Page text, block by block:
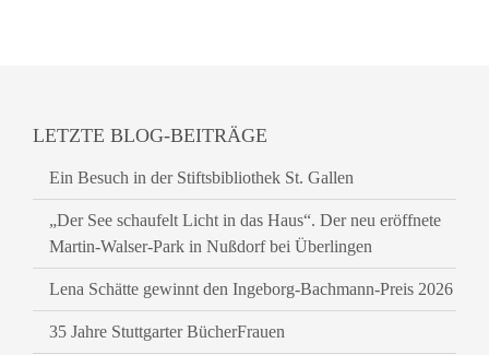
LETZTE BLOG-BEITRÄGE
Ein Besuch in der Stiftsbibliothek St. Gallen
„Der See schaufelt Licht in das Haus“. Der neu eröffnete
Martin-Walser-Park in Nußdorf bei Überlingen
Lena Schätte gewinnt den Ingeborg-Bachmann-Preis 2026
35 Jahre Stuttgarter BücherFrauen